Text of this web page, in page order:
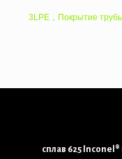
3LPE，Покрытие
сплав 625